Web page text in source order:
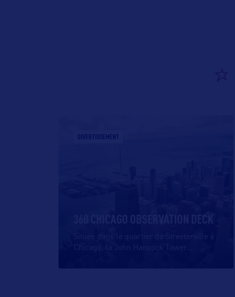
DIVERTISSEMENT
360 CHICAGO OBSERVATION DECK
Située dans le quartier de Streeterville à
Chicago, la John Hancock Tower